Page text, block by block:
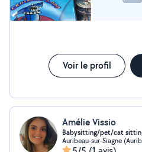
Voir le profil
Amélie Vissio
Babysitting/pet/cat
Auribeau-sur-Siagne